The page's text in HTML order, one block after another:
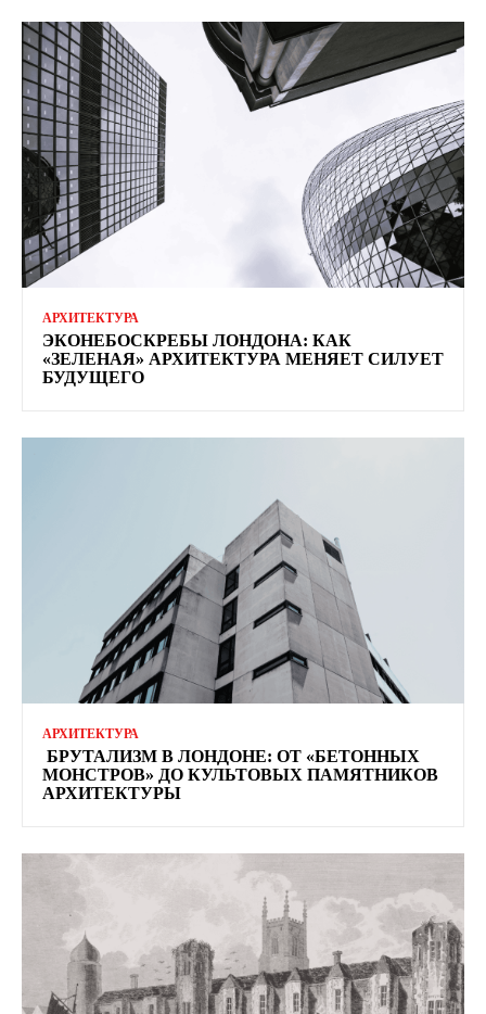
АРХИТЕКТУРА
ЭКОНЕБОСКРЕБЫ ЛОНДОНА: КАК
«ЗЕЛЕНАЯ» АРХИТЕКТУРА МЕНЯЕТ СИЛУЕТ
БУДУЩЕГО
АРХИТЕКТУРА
БРУТАЛИЗМ В ЛОНДОНЕ: ОТ «БЕТОННЫХ
МОНСТРОВ» ДО КУЛЬТОВЫХ ПАМЯТНИКОВ
АРХИТЕКТУРЫ